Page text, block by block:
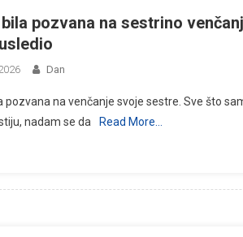
pozvana na sestrino
Dan
pozvana na venčanje svoje sestre. Sve što
nadam se da
Read More…